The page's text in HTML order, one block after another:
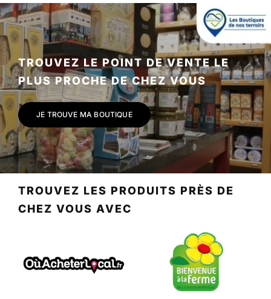
TROUVEZ LE POINT DE VENTE LE
PLUS PROCHE DE CHEZ VOUS
JE TROUVE MA BOUTIQUE
TROUVEZ LES PRODUITS PRÈS DE
CHEZ VOUS AVEC